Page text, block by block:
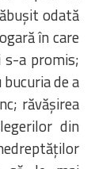
odată
în care
a promis;
de a
răvășirea
din